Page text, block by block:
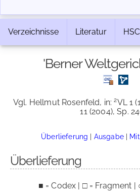
Verzeichnisse Literatur HSC
'Berner
Vgl. Hellmut Rosenfeld, in:2VL 1
11 (2004), Sp.
Überlieferung | Ausgabe|
Überlieferung
■ = Codex | □ = Fragment |